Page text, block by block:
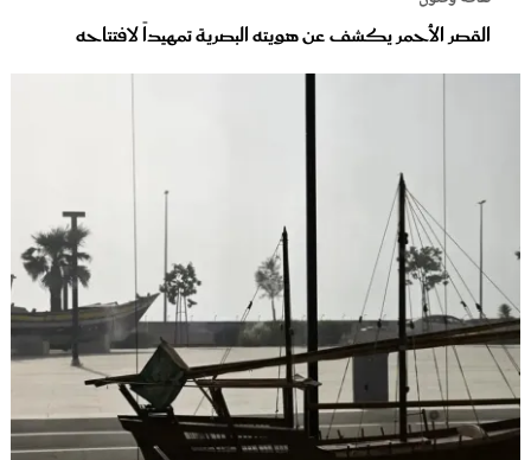
القصر الأحمر يكشف عن هويته البصرية تمهيداً لافتتاحه